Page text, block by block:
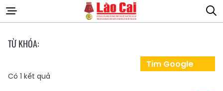
TỪ KHÓA:
Tìm Google
Có 1 kết quả